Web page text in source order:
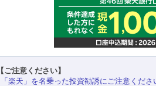
【ご注意ください】
「楽天」を名乗った投資勧誘にご注意くださ